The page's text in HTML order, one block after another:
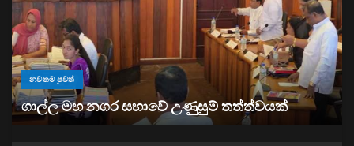
නවතම පුවත්
“ඉවත් වෙනු” තිබුණත්, මෙරට අයිස් මත්ද්‍රව්‍ය භාවිතය
ඉහළට